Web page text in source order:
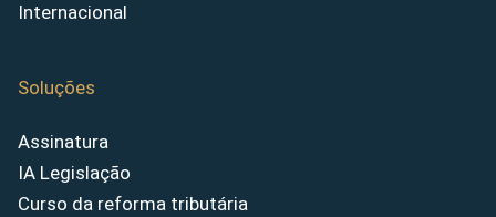
Internacional
Soluções
Assinatura
IA Legislação
Curso da reforma tributária